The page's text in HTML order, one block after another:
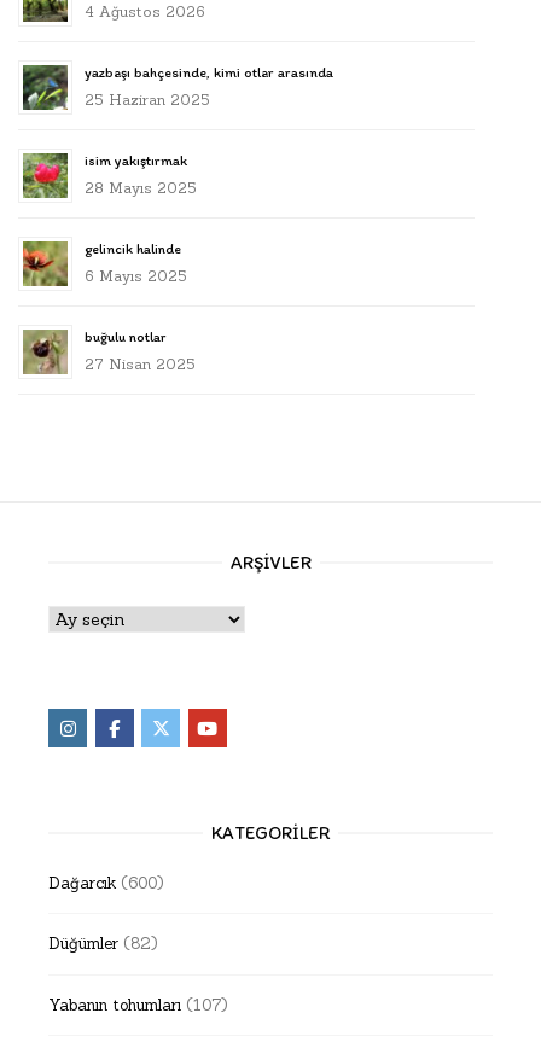
4 Ağustos 2026
yazbaşı bahçesinde, kimi otlar arasında
25 Haziran 2025
isim yakıştırmak
28 Mayıs 2025
gelincik halinde
6 Mayıs 2025
buğulu notlar
27 Nisan 2025
ARŞIVLER
Arşivler
KATEGORILER
Dağarcık (600)
Düğümler (82)
Yabanın tohumları (107)